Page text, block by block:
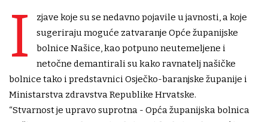
I
zjave koje su se nedavno pojavile u javnosti, a koje
sugeriraju moguće zatvaranje Opće županijske
bolnice Našice, kao potpuno neutemeljene i
netočne demantirali su kako ravnatelj našičke
bolnice tako i predstavnici Osječko-baranjske županije i
Ministarstva zdravstva Republike Hrvatske.
“Stvarnost je upravo suprotna - Opća županijska bolnica